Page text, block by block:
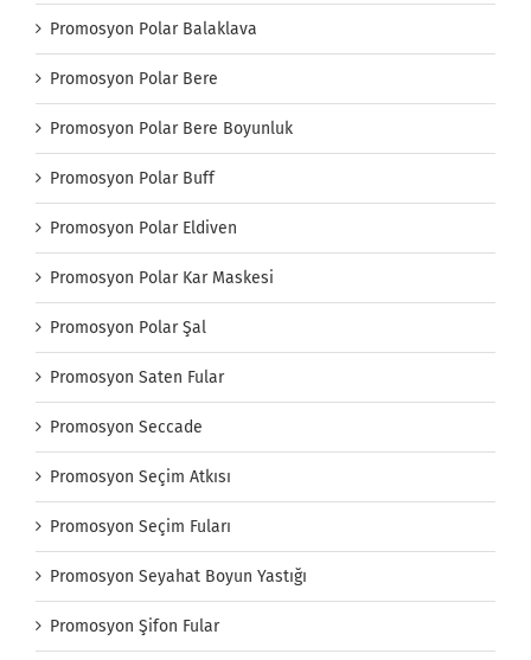
Promosyon Polar Balaklava
Promosyon Polar Bere
Promosyon Polar Bere Boyunluk
Promosyon Polar Buff
Promosyon Polar Eldiven
Promosyon Polar Kar Maskesi
Promosyon Polar Şal
Promosyon Saten Fular
Promosyon Seccade
Promosyon Seçim Atkısı
Promosyon Seçim Fuları
Promosyon Seyahat Boyun Yastığı
Promosyon Şifon Fular